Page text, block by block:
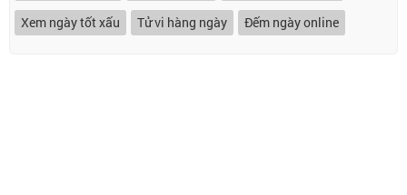
Xem ngày tốt xấu
Tử vi hàng ngày Đếm ngày online